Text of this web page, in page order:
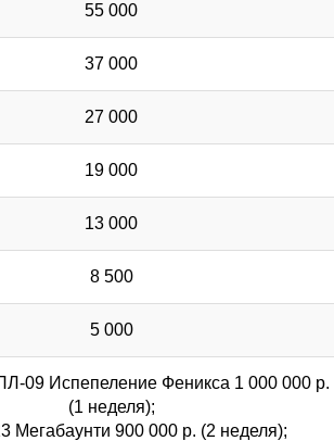
55 000
37 000
27 000
19 000
13 000
8 500
5 000
09 Испепеление Феникса 1 000 000 р.
(1 неделя);
Мегабаунти 900 000 р. (2 неделя);